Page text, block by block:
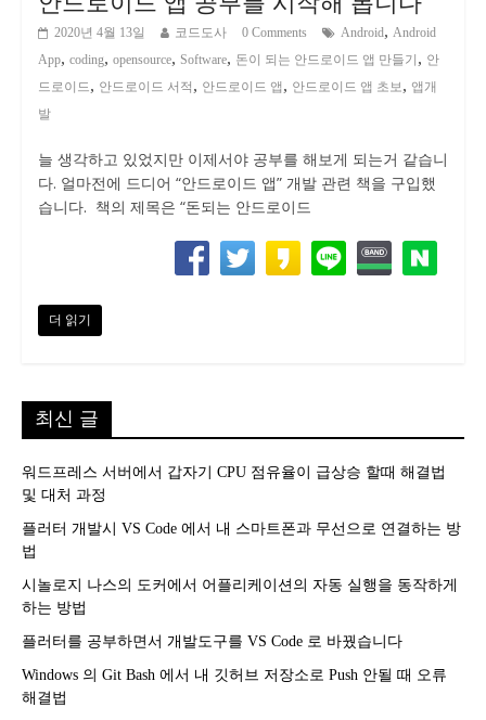
2020년 4월 13일 코드도사 0 Comments Android, Android
App, coding, opensource, Software, 돈이 되는 안드로이드 앱 만들기 , 안
드로이드, 안드로이드 서적 , 안드로이드 앱, 안드로이드 앱 초보, 앱개
발
늘 생각하고 있었지만 이제서야 공부를 해보게 되는거 같습니
다. 얼마전에 드디어 “안드로이드 앱” 개발 관련 책을 구입했
습니다. 책의 제목은 “돈되는 안드로이드
더 읽기
최신 글
워드프레스 서버에서 갑자기 CPU 점유율이 급상승 할때 해결법
및 대처 과정
플러터 개발시 VS Code 에서 내 스마트폰과 무선으로 연결하는 방
법
시놀로지 나스의 도커에서 어플리케이션의 자동 실행을 동작하게
하는 방법
플러터를 공부하면서 개발도구를 VS Code 로 바꿨습니다
Windows 의 Git Bash 에서 내 깃허브 저장소로 Push 안될 때 오류
해결법